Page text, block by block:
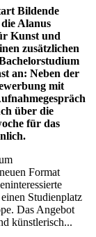
Bildende
Alanus
Kunst und
zusätzlichen
an: Neben der
mit
über die
für das
Format
Studienplatz
Das Angebot
künstlerisch...